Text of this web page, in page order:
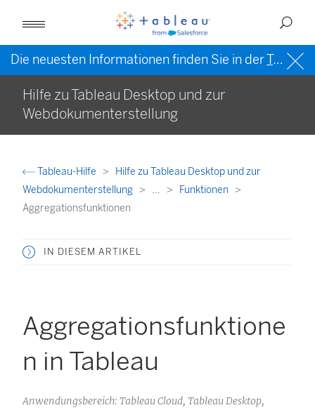
Die neuesten Informationen finden Sie in derTableau-Hilfe in englischer Sprache (US)
Hilfe zu Tableau Desktop und zur
Webdokumenterstellung
Tableau-Hilfe
Hilfe zu Tableau Desktop und zur
Webdokumenterstellung
...
Funktionen
Aggregationsfunktionen
IN DIESEM ARTIKEL
Aggregationsfunktione
n in Tableau
Anwendungsbereich: Tableau Cloud, Tableau Desktop,